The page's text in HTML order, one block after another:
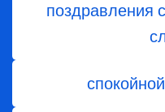
поздравления